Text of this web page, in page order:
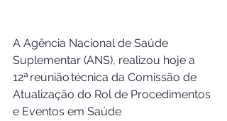
A Agência Nacional de Saúde
Suplementar (ANS), realizou hoje a
12ª reunião técnica da Comissão de
Atualização do Rol de Procedimentos
e Eventos em Saúde